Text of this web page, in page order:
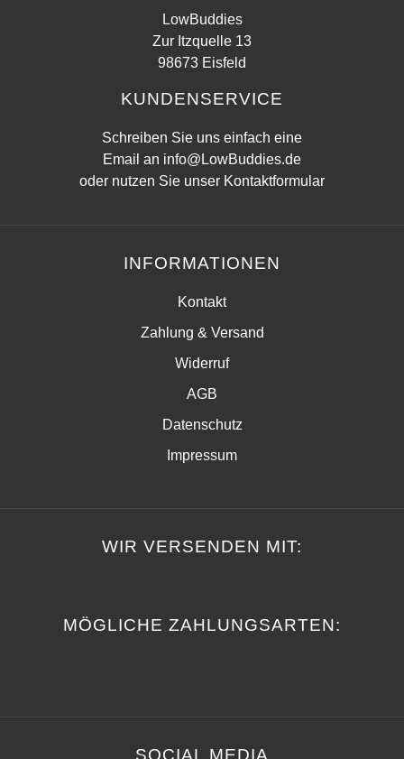
LowBuddies
Zur Itzquelle 13
98673 Eisfeld
KUNDENSERVICE
Schreiben Sie uns einfach eine
Email an info@LowBuddies.de
oder nutzen Sie unser Kontaktformular
INFORMATIONEN
Kontakt
Zahlung & Versand
Widerruf
AGB
Datenschutz
Impressum
WIR VERSENDEN MIT:
MÖGLICHE ZAHLUNGSARTEN:
SOCIAL MEDIA